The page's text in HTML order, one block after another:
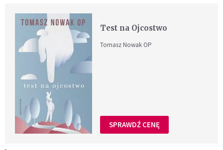
Test na Ojcostwo
Tomasz Nowak OP
SPRAWDŹ CENĘ